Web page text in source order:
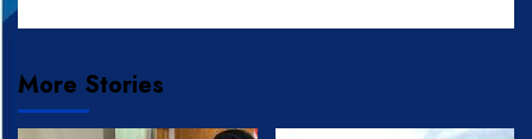
More Stories